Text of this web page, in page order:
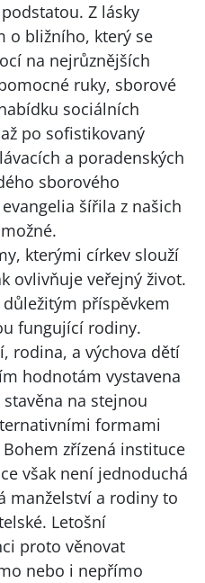
Z lásky
o bližního, který se
na nejrůznějších
ruky, sborové
sociálních
po sofistikovaný
a poradenských
sborového
šířila z našich
kterými církev slouží
ovlivňuje veřejný život.
příspěvkem
fungující rodiny.
rodina, a výchova dětí
hodnotám vystavena
na stejnou
formami
zřízená instituce
však není jednoduchá
manželství a rodiny to
Letošní
proto věnovat
nebo i nepřímo